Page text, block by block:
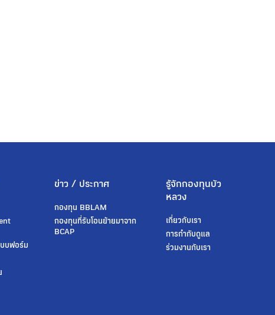
บฟอร์ม
ข่าว / ประกาศ
กองทุน BBLAM
กองทุนที่รับโอนย้ายมาจาก
BCAP
รู้จักกองทุนบัว
หลวง
เกี่ยวกับเรา
การกำกับดูแล
ร่วมงานกับเรา